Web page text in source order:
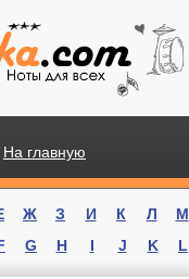
На главную
Ж З И К Л М
G H I J K L